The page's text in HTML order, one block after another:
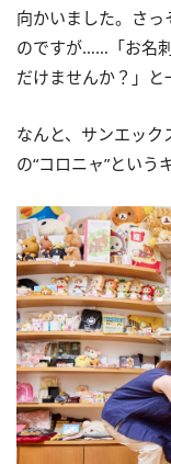
向かいました。さ
のですが……「お名
だけませんか？」
なんと、サンエック
の“コロニャ”という